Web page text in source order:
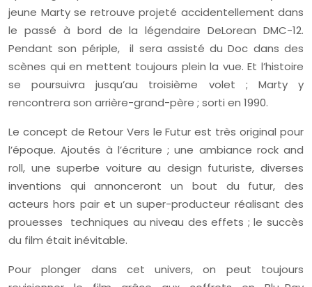
jeune Marty se retrouve projeté accidentellement dans
le passé à bord de la légendaire DeLorean DMC-12.
Pendant son périple, il sera assisté du Doc dans des
scènes qui en mettent toujours plein la vue. Et l’histoire
se poursuivra jusqu’au troisième volet ; Marty y
rencontrera son arrière-grand-père ; sorti en 1990.
Le concept de Retour Vers le Futur est très original pour
l’époque. Ajoutés à l’écriture ; une ambiance rock and
roll, une superbe voiture au design futuriste, diverses
inventions qui annonceront un bout du futur, des
acteurs hors pair et un super-producteur réalisant des
prouesses techniques au niveau des effets ; le succès
du film était inévitable.
Pour plonger dans cet univers, on peut toujours